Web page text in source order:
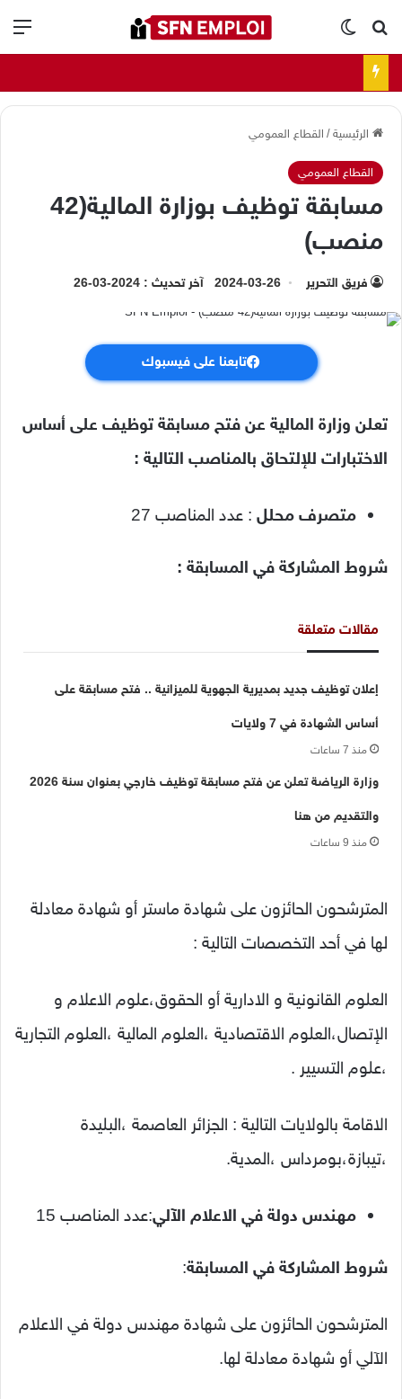
بحث عنالوضع المظلم
الرئيسية/ القطاع العمومي
القطاع العمومي
مسابقة توظيف بوزارة المالية(42
منصب)
فريق التحرير 2024-03-26 آخر تحديث : 2024-03-26
تابعنا على فيسبوك
تعلن وزارة المالية عن فتح مسابقة توظيف على أساس
الاختبارات للإلتحاق بالمناصب التالية :
متصرف محلل : عدد المناصب 27
شروط المشاركة في المسابقة :
مقالات متعلقة
إعلان توظيف جديد بمديرية الجهوية للميزانية .. فتح مسابقة على
أساس الشهادة في 7 ولايات
منذ 7 ساعات
وزارة الرياضة تعلن عن فتح مسابقة توظيف خارجي بعنوان سنة 2026
والتقديم من هنا
منذ 9 ساعات
المترشحون الحائزون على شهادة ماستر أو شهادة معادلة
لها في أحد التخصصات التالية :
العلوم القانونية و الادارية أو الحقوق،علوم الاعلام و
الإتصال،العلوم الاقتصادية ،العلوم المالية ،العلوم التجارية
،علوم التسيير .
الاقامة بالولايات التالية : الجزائر العاصمة ،البليدة
،تيبازة،بومرداس ،المدية.
مهندس دولة في الاعلام الآلي:عدد المناصب 15
شروط المشاركة في المسابقة:
المترشحون الحائزون على شهادة مهندس دولة في الاعلام
الآلي أو شهادة معادلة لها.